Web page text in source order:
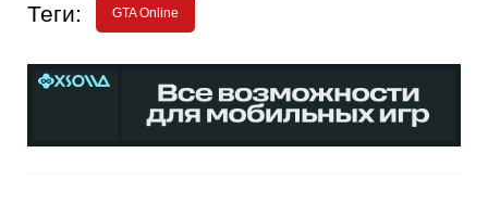
Теги: GTA Online